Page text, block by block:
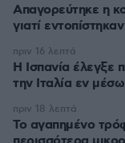
Απαγορεύτηκε η
γιατί
Η Ισπανία έλεγξε
την Ιταλία εν
πριν 16 λεπτά
Το αγαπημένο
πριν 18 λεπτά